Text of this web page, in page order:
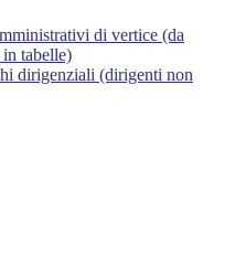
di vertice (da
tabelle)
dirigenziali (dirigenti non